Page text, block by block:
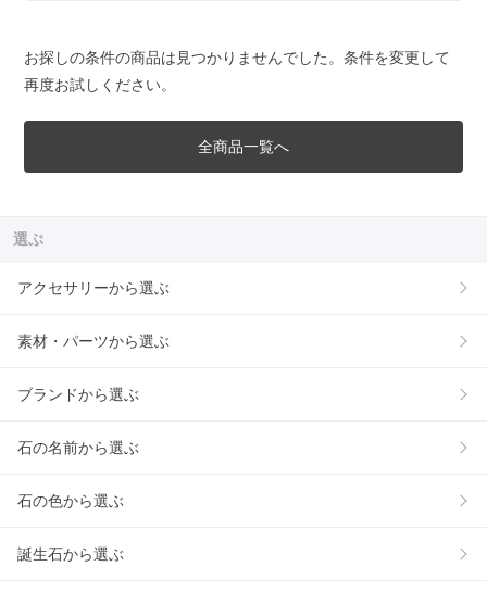
お探しの条件の商品は見つかりませんでした。条件を変更して
再度お試しください。
全商品一覧へ
選ぶ
アクセサリーから選ぶ
素材・パーツから選ぶ
ブランドから選ぶ
石の名前から選ぶ
石の色から選ぶ
誕生石から選ぶ